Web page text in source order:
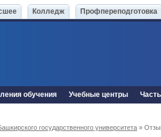
Колледж Профпереподготовка
обучения Учебные центры
государственного университета »